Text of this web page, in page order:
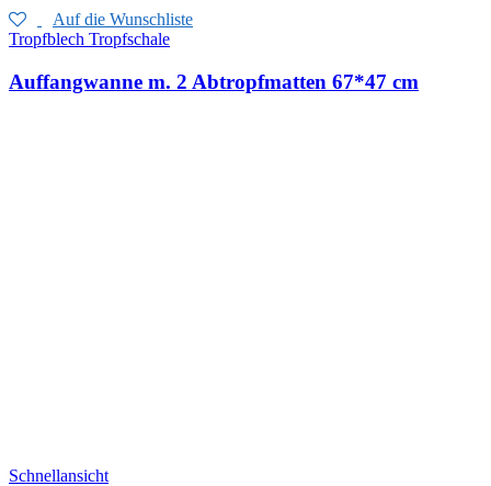
Auf die Wunschliste
Tropfblech Tropfschale
Auffangwanne m. 2 Abtropfmatten 67*47 cm
Schnellansicht